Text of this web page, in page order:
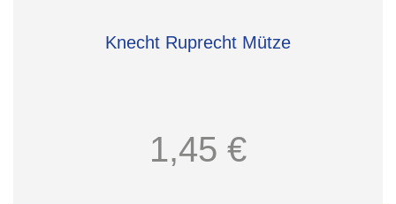
Knecht Ruprecht Mütze
1,45 €